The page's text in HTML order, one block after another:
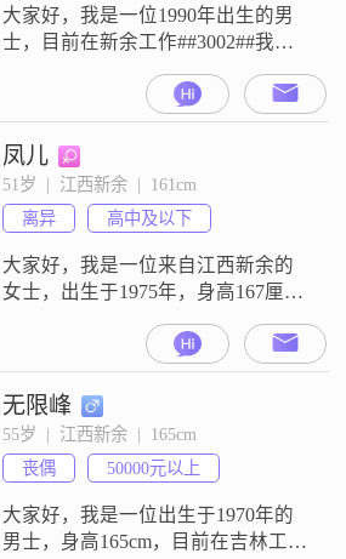
大家好，我是一位1990年出生的男
士，目前在新余工作##3002##我的
身高是166cm，月收入在5001到8000
元之间，学历是大专##3002##我对
生活的态度是活在当下，尽量享受
每一个瞬间，不太喜欢过多地担忧
未来或者后悔过去##3002##性格方
面，我自认为真诚可靠，与人相处
时总是尽量做到诚实守信##3002##
凤儿
51岁  |  江西新余  |  161cm
离异
高中及以下
大家好，我是一位来自江西新余的
女士，出生于1975年，身高167厘米
靠，随和易相处，总是希望能给身
边的人带来温暖和关怀##3002##在
生活和工作上，我有着稳定的收入
来源，每月收入在3001到5000元之
间##3002##虽然我的学历是高中及
以下，但我一直保持着学习的热
情，努力提升
无限峰
55岁  |  江西新余  |  165cm
丧偶
50000元以上
大家好，我是一位出生于1970年的
男士，身高165cm，目前在吉林工